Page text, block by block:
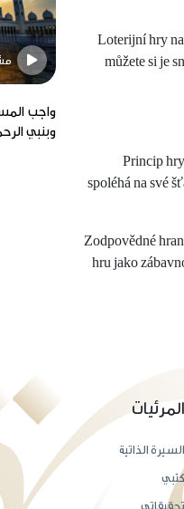
Loterijní hry
můžete si je
Princip
spoléhá na své
Zodpovědné
hru jako
واجب
وبنبي
المرئيات
السيرة الذاتية
كتبي
تحقيقاتي